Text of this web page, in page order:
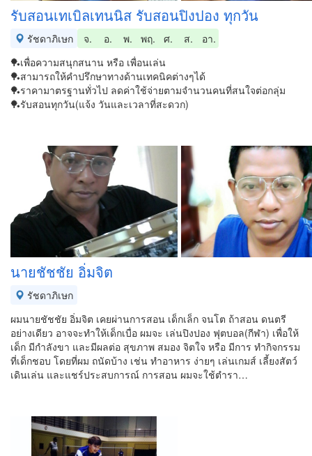
รับสอนเทเบิลเทนนิส รับสอนปิงปอง ทุกวัน
รัชดาภิเษก จ. อ. พ. พฤ. ศ. ส.
อา.
🏓เพื่อความสนุกสนาน หรือ เพื่อนเล่น
🏓สามารถให้คำปรึกษาทางด้านเทคนิคต่างๆได้
🏓ราคามาตรฐานทั่วไป ลดค่าใช้จ่ายตามจำนวนคนที่สนใจต่อกลุ่ม
🏓รับสอนทุกวัน(แจ้ง วันและเวลาที่สะดวก)
นายชัชชัย อิ่มจิต
รัชดาภิเษก
ผมนายชัชชัย อิ่มจิต เคยผ่านการสอน เด็กเล็ก จนโต ถ้าสอน ดนตรี
อย่างเดียว อาจจะทำให้เด็กเบื่อ ผมจะ เล่นปิงปอง ฟุตบอล(กีฬา) เพื่อให้
เด็ก มีกำลังขา และมีผลต่อ สุขภาพ สมอง จิตใจ หรือ มีการ ทำกิจกรรม
ที่เด็กชอบ โดยที่ผม ถนัดบ้าง เช่น ทำอาหาร ง่ายๆ เล่นเกมส์ เลี้ยงสัตว์
เดินเล่น และแชร์ประสบการณ์ การสอน ผมจะใช้ตำรา…